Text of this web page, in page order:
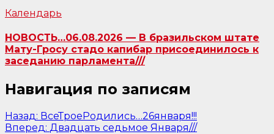
Календарь
НОВОСТЬ…06.08.2026 — В бразильском штате
Мату-Гросу стадо капибар присоединилось к
заседанию парламента///
Навигация по записям
Назад: ВсеТроеРодились…26января!!!
Вперед: Двадцать седьмое Января///